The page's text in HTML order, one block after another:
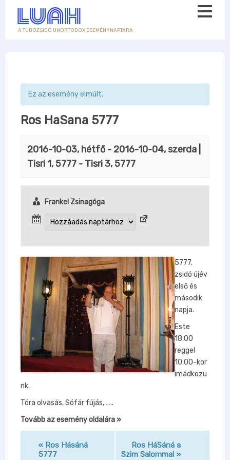
A TUDÓZSIDÓ UNORTODOX ESEMÉNYNAPTÁRA
Ez az esemény elmúlt.
Ros HaSana 5777
2016-10-03, hétfő- 2016-10-04, szerda
Tisri 1, 5777 - Tisri 3, 5777
Frankel Zsinagóga
5777.
zsidó újév
első és
második
napja.
Este
18.00
reggel
10.00-kor
imádkozu
nk.
Tóra olvasás, Sófár fújás, …..
Tovább az esemény oldalára »
« Ros Hásáná
5777
Ros HáSáná a
Szim Salommal »